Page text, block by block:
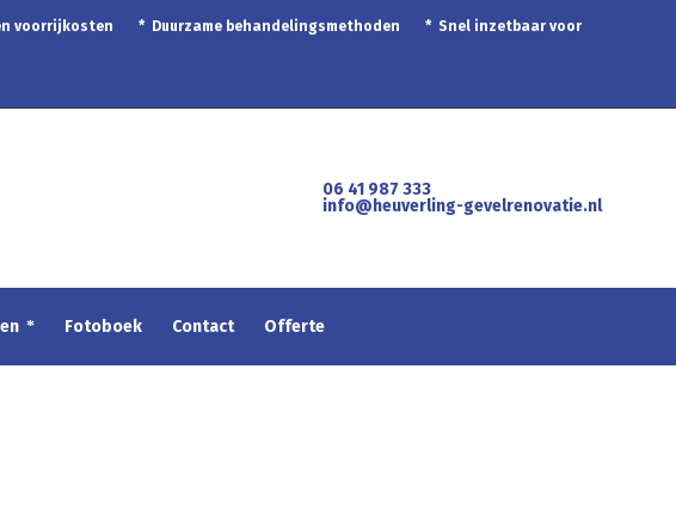
* Duurzame behandelingsmethoden * Snel inzetbaar voor
06 41 987 333
info@heuverling-gevelrenovatie.nl
Fotoboek Contact Offerte